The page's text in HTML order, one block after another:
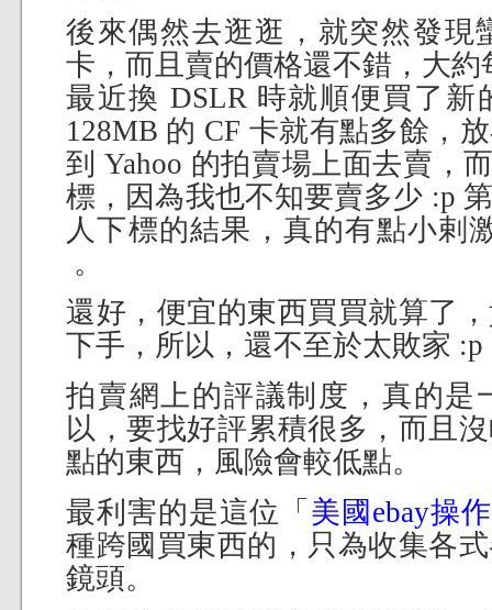
後來偶然去逛逛，就突然發現
卡，而且賣的價格還不錯，大
最近換 DSLR 時就順便買了新
128MB 的 CF 卡就有點多餘，
到 Yahoo 的拍賣場上面去賣，
標，因為我也不知要賣多少 :p
人下標的結果，真的有點小剌
。
還好，便宜的東西買買就算了
下手，所以，還不至於太敗家 :p
拍賣網上的評議制度，真的是
以，要找好評累積很多，而且
點的東西，風險會較低點。
最利害的是這位「 美國ebay操
種跨國買東西的，只為收集各
鏡頭。